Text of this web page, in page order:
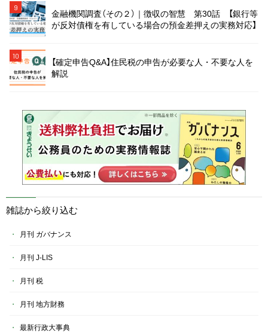
9
金融機関調査（その２）｜徴収の智慧 第30話 【銀行等
が反対債権を有している場合の預金差押えの実務対応】
10
【確定申告Q&A】住民税の申告が必要な人・不要な人を
解説
雑誌から絞り込む
月刊 ガバナンス
月刊 J-LIS
月刊 税
月刊 地方財務
最新行政大事典